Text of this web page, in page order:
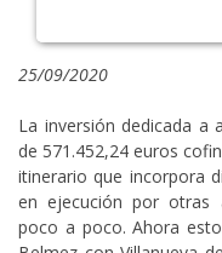
25/09/2020
La inversión dedicada a
de 571.452,24 euros
itinerario que incorpora
en ejecución por otras
poco a poco. Ahora